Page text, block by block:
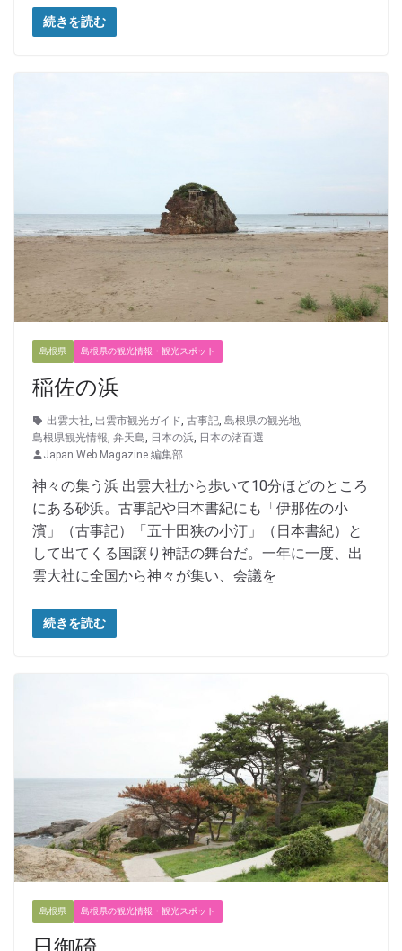
続きを読む
島根県 島根県の観光情報・観光スポット
稲佐の浜
出雲大社 出雲市観光ガイド 古事記 島根県の観光地
島根県観光情報 弁天島 日本の浜 日本の渚百選
Japan Web Magazine 編集部
神々の集う浜 出雲大社から歩いて10分ほどのところ
にある砂浜。古事記や日本書紀にも「伊那佐の小
濱」（古事記）「五十田狭の小汀」（日本書紀）と
して出てくる国譲り神話の舞台だ。一年に一度、出
雲大社に全国から神々が集い、会議を
続きを読む
島根県 島根県の観光情報・観光スポット